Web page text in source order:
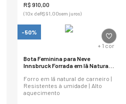
R$ 910,00
(10x deR$91,00sem juros)
-50%
+ 1 cor
Bota Feminina para Neve
Innsbruck Forrada em lã Natural
Forro em lã natural de carneiro |
Resistentes à umidade | Alto
aquecimento